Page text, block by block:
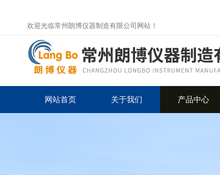
欢迎光临常州朗博仪器制造有限公司网站！
网站首页 关于我们 产品中心